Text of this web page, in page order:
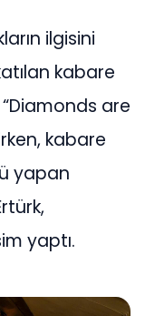
ilgisini
kabare
are
kabare
yapan
yaptı.